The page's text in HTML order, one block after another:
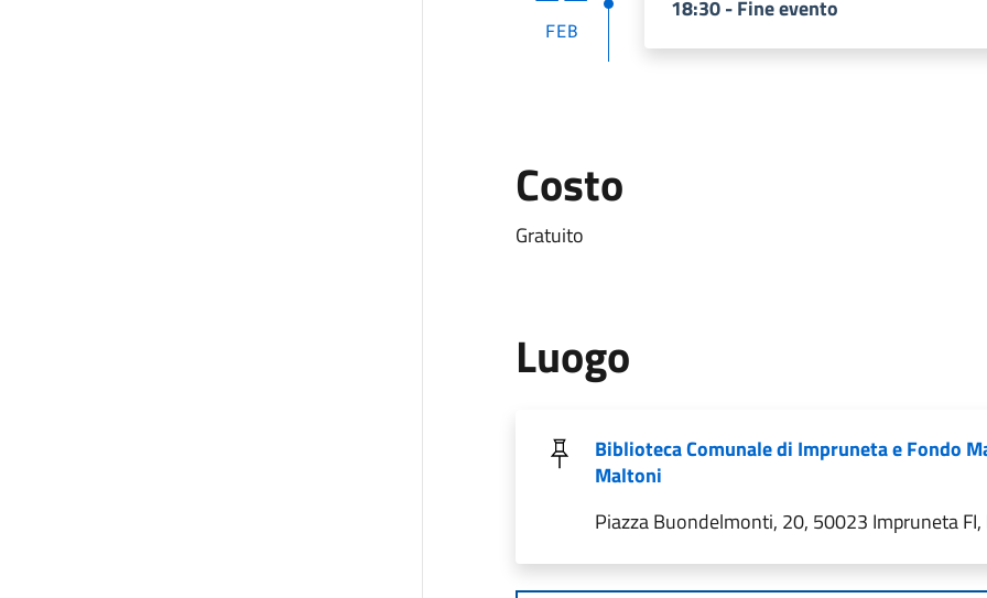
FEB
18:30 - Fine evento
Costo
Gratuito
Luogo
Biblioteca Comunale di Impruneta e Fondo
Maltoni
Piazza Buondelmonti, 20, 50023 Impruneta FI,